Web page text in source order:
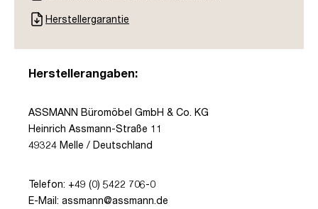
Herstellergarantie
Herstellerangaben:
ASSMANN Büromöbel GmbH & Co. KG
Heinrich Assmann-Straße 11
49324 Melle / Deutschland
Telefon: +49 (0) 5422 706-0
E-Mail: assmann@assmann.de